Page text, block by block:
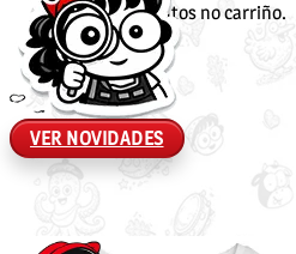
Non hai produtos no carriño.
Voltar á tenda
VER NOVIDADES